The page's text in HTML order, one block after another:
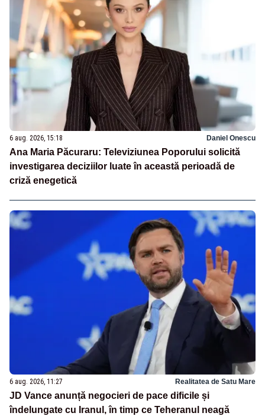
6 aug. 2026, 15:18 Daniel Onescu
Ana Maria Păcuraru: Televiziunea Poporului solicită
investigarea deciziilor luate în această perioadă de
criză enegetică
6 aug. 2026, 11:27 Realitatea de Satu Mare
JD Vance anunță negocieri de pace dificile și
îndelungate cu Iranul, în timp ce Teheranul neagă